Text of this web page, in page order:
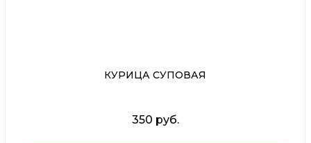
КУРИЦА СУПОВАЯ
350 руб.